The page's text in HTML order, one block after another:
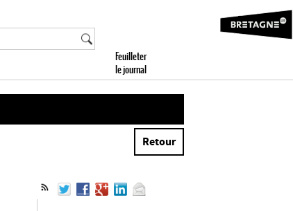
Retour